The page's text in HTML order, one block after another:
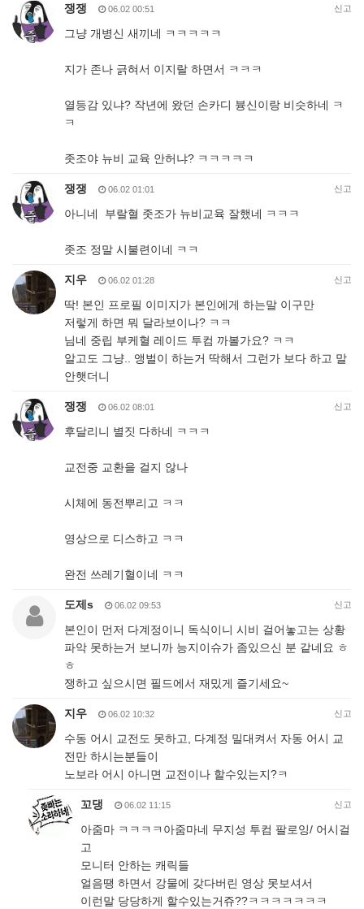
쟁쟁 06.02 00:51 신고
그냥 개병신 새끼네 ㅋㅋㅋㅋㅋ
지가 존나 긁혀서 이지랄 하면서 ㅋㅋㅋ
열등감 있냐? 작년에 왔던 손카디 븅신이랑 비슷하네 ㅋ
ㅋ
좃조야 뉴비 교육 안허냐? ㅋㅋㅋㅋㅋ
쟁쟁 06.02 01:01 신고
아니네 부랄혈 좃조가 뉴비교육 잘했네 ㅋㅋㅋ
좃조 정말 시불련이네 ㅋㅋ
지우 06.02 01:28 신고
딱! 본인 프로필 이미지가 본인에게 하는말 이구만
저렇게 하면 뭐 달라보이나? ㅋㅋ
님네 중립 부케혈 레이드 투컴 까볼가요? ㅋㅋ
알고도 그냥.. 앵벌이 하는거 딱해서 그런가 보다 하고 말
안햇더니
쟁쟁 06.02 08:01 신고
후달리니 별짓 다하네 ㅋㅋㅋ
교전중 교환을 걸지 않나
시체에 동전뿌리고 ㅋㅋ
영상으로 디스하고 ㅋㅋ
완전 쓰레기혈이네 ㅋㅋ
도제s 06.02 09:53 신고
본인이 먼저 다계정이니 독식이니 시비 걸어놓고는 상황
파악 못하는거 보니까 능지이슈가 좀있으신 분 같네요 ㅎ
ㅎ
쟁하고 싶으시면 필드에서 재밌게 즐기세요~
지우 06.02 10:32 신고
수동 어시 교전도 못하고, 다계정 밀대켜서 자동 어시 교
전만 하시는분들이
노보라 어시 아니면 교전이나 할수있는지?ㅋ
꼬댕 06.02 11:15 신고
아줌마 ㅋㅋㅋㅋ아줌마네 무지성 투컴 팔로잉/ 어시걸
고
모니터 안하는 캐릭들
얼음땡 하면서 강물에 갖다버린 영상 못보셔서
이런말 당당하게 할수있는거쥬??ㅋㅋㅋㅋㅋㅋㅋ